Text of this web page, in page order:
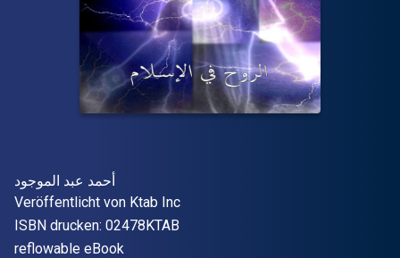
Autor(en)
أحمد عبد الموجود
Verleger
Veröffentlicht von Ktab Inc
ISBN drucken: 02478KTAB
Format
reflowable eBook